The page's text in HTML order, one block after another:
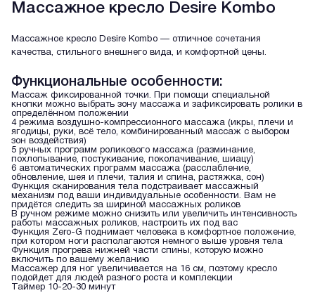
Массажное кресло Desire Kombo
Массажное кресло Desire Kombo — отличное сочетания
качества, стильного внешнего вида, и комфортной цены.
Функциональные особенности:
Массаж фиксированной точки. При помощи специальной
кнопки можно выбрать зону массажа и зафиксировать ролики в
определённом положении
4 режима воздушно-компрессионного массажа (икры, плечи и
ягодицы, руки, всё тело, комбинированный массаж с выбором
зон воздействия)
5 ручных программ роликового массажа (разминание,
похлопывание, постукивание, поколачивание, шиацу)
6 автоматических программ массажа (расслабление,
обновление, шея и плечи, талия и спина, растяжка, сон)
Функция сканирования тела подстраивает массажный
механизм под ваши индивидуальные особенности. Вам не
придётся следить за шириной массажных роликов
В ручном режиме можно снизить или увеличить интенсивность
работы массажных роликов, настроить их под вас
Функция Zero-G поднимает человека в комфортное положение,
при котором ноги располагаются немного выше уровня тела
Функция прогрева нижней части спины, которую можно
включить по вашему желанию
Массажер для ног увеличивается на 16 см, поэтому кресло
подойдет для людей разного роста и комплекции
Таймер 10-20-30 минут